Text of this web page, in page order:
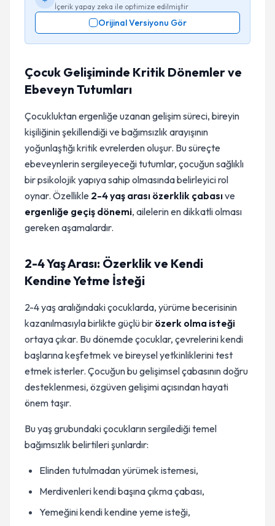
İçerik yapay zeka ile optimize edilmiştir
Orijinal Versiyonu Gör
Çocuk Gelişiminde Kritik Dönemler ve
Ebeveyn Tutumları
Çocukluktan ergenliğe uzanan gelişim süreci, bireyin
kişiliğinin şekillendiği ve bağımsızlık arayışının
yoğunlaştığı kritik evrelerden oluşur. Bu süreçte
ebeveynlerin sergileyeceği tutumlar, çocuğun sağlıklı
bir psikolojik yapıya sahip olmasında belirleyici rol
oynar. Özellikle 2-4 yaş arası özerklik çabasıve
ergenliğe geçiş dönemi, ailelerin en dikkatli olması
gereken aşamalardır.
2-4 Yaş Arası: Özerklik ve Kendi
Kendine Yetme İsteği
2-4 yaş aralığındaki çocuklarda, yürüme becerisinin
kazanılmasıyla birlikte güçlü bir özerk olma isteği
ortaya çıkar. Bu dönemde çocuklar, çevrelerini kendi
başlarına keşfetmek ve bireysel yetkinliklerini test
etmek isterler. Çocuğun bu gelişimsel çabasının doğru
desteklenmesi, özgüven gelişimi açısından hayati
önem taşır.
Bu yaş grubundaki çocukların sergilediği temel
bağımsızlık belirtileri şunlardır:
Elinden tutulmadan yürümek istemesi,
Merdivenleri kendi başına çıkma çabası,
Yemeğini kendi kendine yeme isteği,